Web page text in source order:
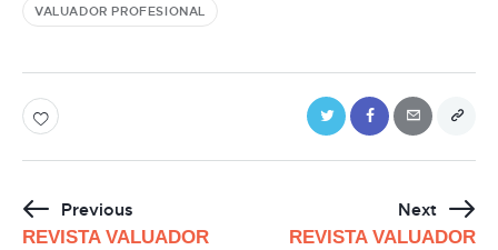
VALUADOR PROFESIONAL
Previous
REVISTA VALUADOR
Next
REVISTA VALUADOR